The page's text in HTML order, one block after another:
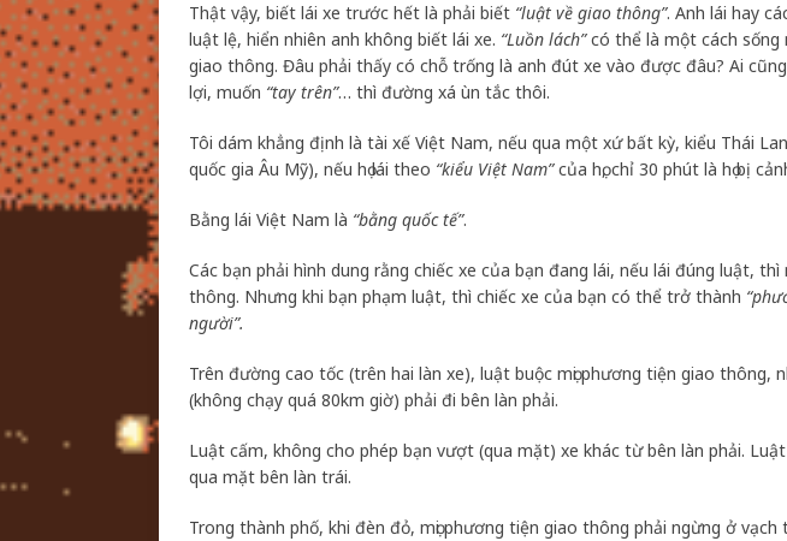
Thật vậy, biết lái xe trước hết là phải biết “luật về giao thông”. Anh lái hay
luật lệ, hiển nhiên anh không biết lái xe. “Luồn lách”có thể là một cách sống
giao thông. Đâu phải thấy có chỗ trống là anh đút xe vào được đâu? Ai
lợi, muốn “tay trên”… thì đường xá ùn tắc thôi.
Tôi dám khẳng định là tài xế Việt Nam, nếu qua một xứ bất kỳ, kiểu Thái
quốc gia Âu Mỹ), nếu họ lái theo “kiểu Việt Nam”của họ, chỉ 30 phút là họ bị
Bằng lái Việt Nam là “bằng quốc tế”.
Các bạn phải hình dung rằng chiếc xe của bạn đang lái, nếu lái đúng luật,
thông. Nhưng khi bạn phạm luật, thì chiếc xe của bạn có thể trở thành
người”.
Trên đường cao tốc (trên hai làn xe), luật buộc mọi phương tiện giao thông,
(không chạy quá 80km giờ) phải đi bên làn phải.
Luật cấm, không cho phép bạn vượt (qua mặt) xe khác từ bên làn phải.
qua mặt bên làn trái.
Trong thành phố, khi đèn đỏ, mọi phương tiện giao thông phải ngừng ở